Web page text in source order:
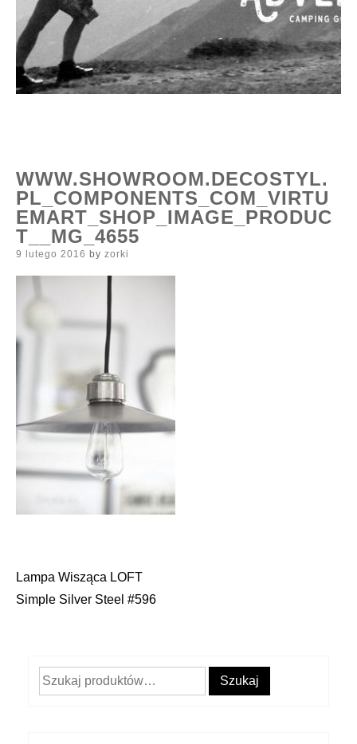
WWW.SHOWROOM.DECOSTYL.
PL_COMPONENTS_COM_VIRTU
EMART_SHOP_IMAGE_PRODUC
T__MG_4655
Posted
9 lutego 2016 by zorki
Nawigacja
Lampa Wisząca LOFT
Simple Silver Steel #596
Szukaj: Szukaj